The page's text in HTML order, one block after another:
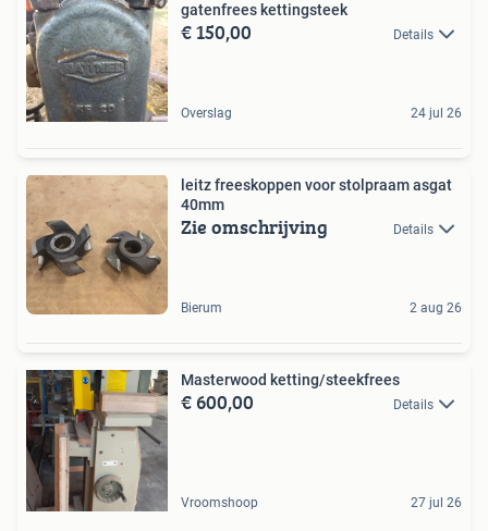
gatenfrees kettingsteek
€ 150,00 Details
Overslag 24 jul 26
leitz freeskoppen voor stolpraam asgat
40mm
Zie omschrijving Details
Bierum 2 aug 26
Masterwood ketting/steekfrees
€ 600,00 Details
Vroomshoop 27 jul 26